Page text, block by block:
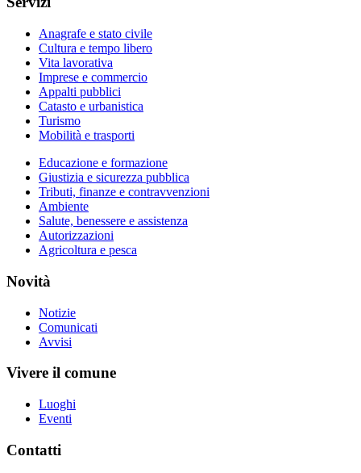
Anagrafe e stato civile
Cultura e tempo libero
Vita lavorativa
Imprese e commercio
Appalti pubblici
Catasto e urbanistica
Turismo
Mobilità e trasporti
Educazione e formazione
Giustizia e sicurezza pubblica
Tributi, finanze e contravvenzioni
Ambiente
Salute, benessere e assistenza
Autorizzazioni
Agricoltura e pesca
Novità
Notizie
Comunicati
Avvisi
Vivere il comune
Luoghi
Eventi
Contatti